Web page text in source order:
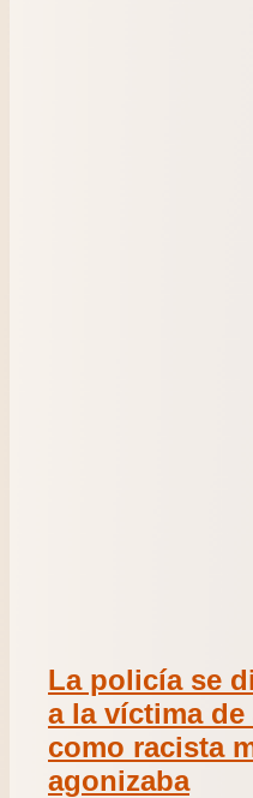
La policía se
a la víctima
como racista
agonizaba